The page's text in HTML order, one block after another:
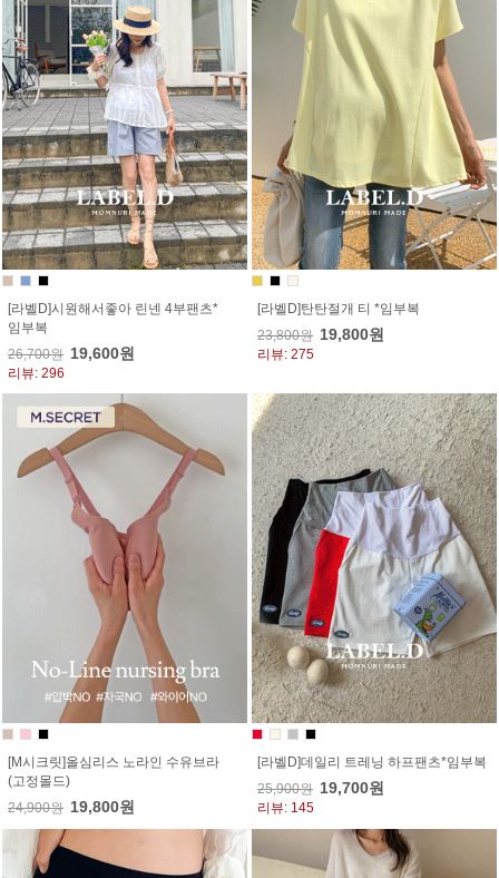
[라벨D]시원해서좋아 린넨 4부팬츠*
임부복
26,700원 19,600원
리뷰: 296
[라벨D]탄탄절개 티 *임부복
23,800원 19,800원
리뷰: 275
[M시크릿]올심리스 노라인 수유브라
(고정몰드)
24,900원 19,800원
[라벨D]데일리 트레닝 하프팬츠*임부복
25,900원 19,700원
리뷰: 145